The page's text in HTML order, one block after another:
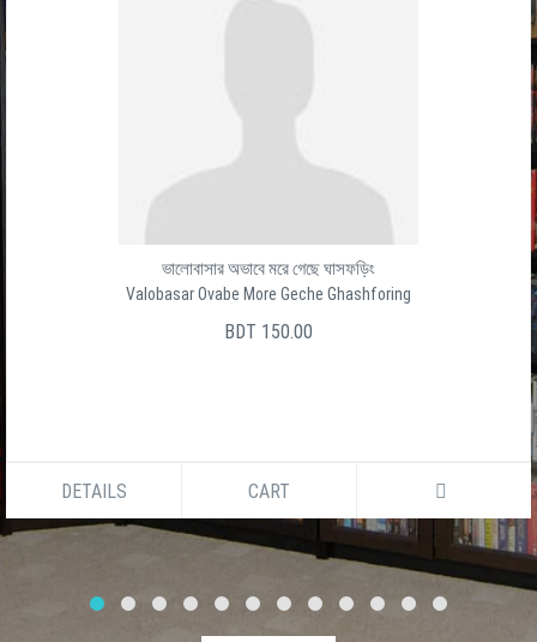
ভালোবাসার অভাবে মরে গেছে ঘাসফড়িং
Valobasar Ovabe More Geche Ghashforing
BDT 150.00
DETAILS CART